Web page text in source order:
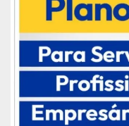
Costa, gestor da
Publicidade (x)